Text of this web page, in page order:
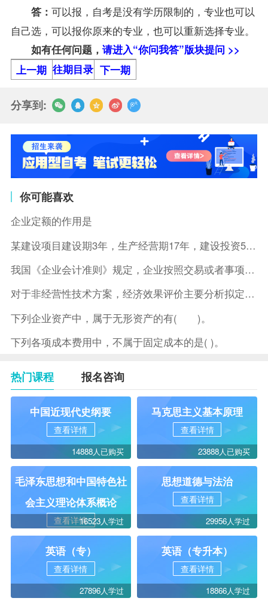
答： 可以报，自考是没有学历限制的，专业也可以
自己选，可以报你原来的专业，也可以重新选择专业。
如有任何问题， 请进入“你问我答”版块提问 >>
上一期 往期目录 下一期
分享到:
你可能喜欢
企业定额的作用是
某建设项目建设期3年，生产经营期17年，建设投资5500万元
我国《企业会计准则》规定，企业按照交易或者事项的经济特征确定
对于非经营性技术方案，经济效果评价主要分析拟定方案的( )。
下列企业资产中，属于无形资产的有( )。
下列各项成本费用中，不属于固定成本的是( )。
热门课程 报名咨询
中国近现代史纲要
查看详情
14888人已购买
马克思主义基本原理
查看详情
23888人已购买
毛泽东思想和中国特色社
会主义理论体系概论
查看详情16523人学过
思想道德与法治
查看详情
29956人学过
英语（专）
查看详情
27896人学过
英语（专升本）
查看详情
18866人学过